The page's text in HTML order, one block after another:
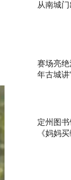
从南城
赛场亮
年古城讲
定州图
《妈妈买